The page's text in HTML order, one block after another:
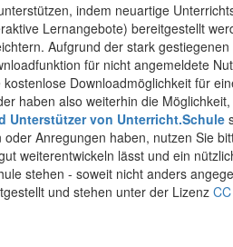
indem neuartige
Lernangebote) bereitgestellt
Aufgrund der stark
für nicht angemeldete
Downloadmöglichkeit für
haben also weiterhin die
Unterstützer von Unterricht.Schule
oder Anregungen haben, nutzen Sie
weiterentwickeln lässt und ein
stehen - soweit nicht anders
und stehen unter der Lizenz